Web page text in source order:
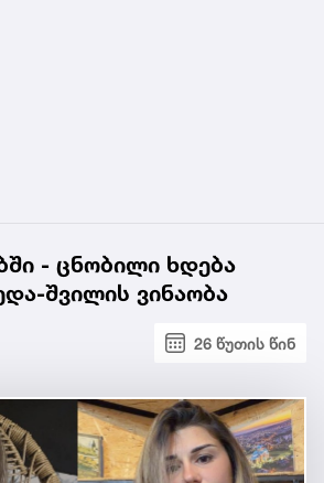
- ცნობილი ხდება
შვილის ვინაობა
26 წუთის წინ